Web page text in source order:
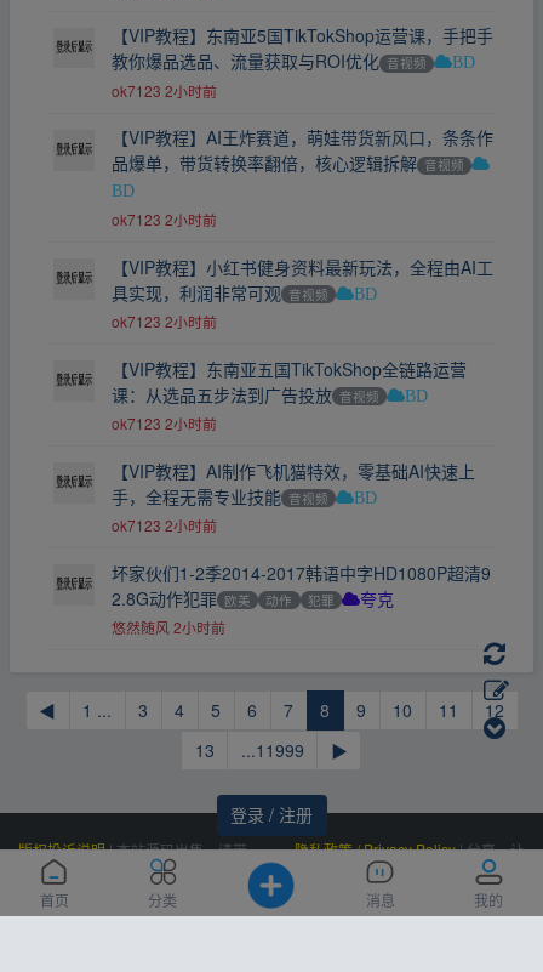
首页 分类 消息 我的
登录 / 注册
【VIP教程】东南亚5国TikTokShop运营课，手把手
教你爆品选品、流量获取与ROI优化 音视频 BD
ok7123 2小时前
【VIP教程】AI王炸赛道，萌娃带货新风口，条条作
品爆单，带货转换率翻倍，核心逻辑拆解 音视频
BD
ok7123 2小时前
【VIP教程】小红书健身资料最新玩法，全程由AI工
具实现，利润非常可观 音视频 BD
ok7123 2小时前
【VIP教程】东南亚五国TikTokShop全链路运营
课：从选品五步法到广告投放 音视频 BD
ok7123 2小时前
【VIP教程】AI制作飞机猫特效，零基础AI快速上
手，全程无需专业技能 音视频 BD
ok7123 2小时前
坏家伙们1-2季2014-2017韩语中字HD1080P超清9
2.8G动作犯罪 欧美 动作 犯罪 夸克
悠然随风 2小时前
◀ 1 ... 3 4 5 6 7 8 9 10 11
12
13
...11999 ▶
版权投诉说明|本站源码出售，请带
价邮箱联系，非诚勿扰！
隐私政策 / Privacy Policy|分享，让
资源更有价值！
Powered by
云盘资源网|
(Contact Us)：
|Processed: 0.428, SQL:
10|感谢恒创科技赞助